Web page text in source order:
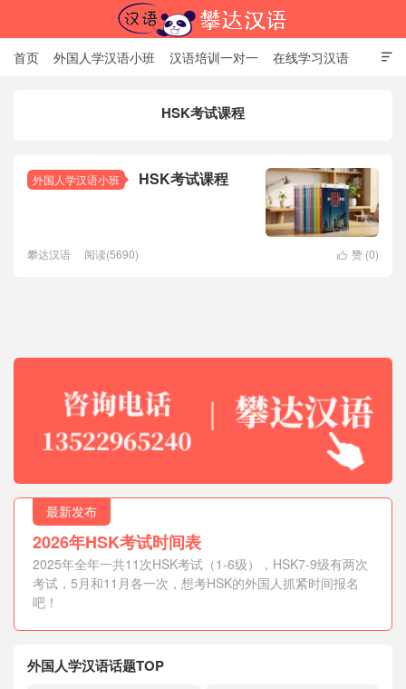

首页 外国人学汉语小班 汉语培训一对一 在线学习汉语
HSK考试课程
外国人学汉语小班 HSK考试课程
 赞 (0)
攀达汉语 阅读(5690)
最新发布
2026年HSK考试时间表
2025年全年一共11次HSK考试（1-6级），HSK7-9级有两次
考试，5月和11月各一次，想考HSK的外国人抓紧时间报名
吧！
外国人学汉语话题TOP